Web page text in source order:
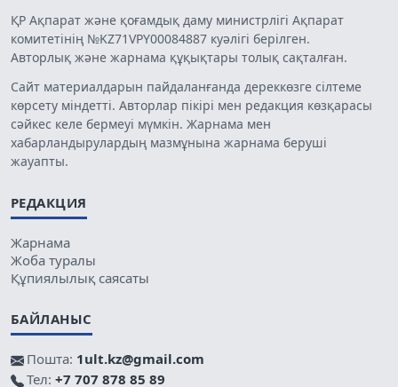
ҚР Ақпарат және қоғамдық даму министрлігі Ақпарат
комитетінің №KZ71VPY00084887 куәлігі берілген.
Авторлық және жарнама құқықтары толық сақталған.
Сайт материалдарын пайдаланғанда дереккөзге сілтеме
көрсету міндетті. Авторлар пікірі мен редакция көзқарасы
сәйкес келе бермеуі мүмкін. Жарнама мен
хабарландырулардың мазмұнына жарнама беруші
жауапты.
РЕДАКЦИЯ
Жарнама
Жоба туралы
Құпиялылық саясаты
БАЙЛАНЫС
Пошта: 1ult.kz@gmail.com
Тел: +7 707 878 85 89